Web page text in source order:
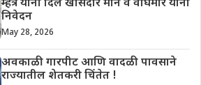
म्हेत्रे यांनी दिले खासदार माने व वाघमारे यांना
निवेदन
May 28, 2026
अवकाळी गारपीट आणि वादळी पावसाने
राज्यातील शेतकरी चिंतेत !